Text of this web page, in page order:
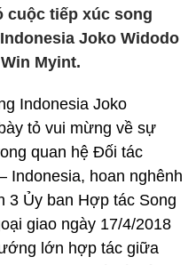
cuộc tiếp xúc song
Joko Widodo
Myint.
Indonesia Joko
tỏ vui mừng về sự
quan hệ Đối tác
Indonesia, hoan nghênh
3 Ủy ban Hợp tác Song
giao ngày 17/4/2018
lớn hợp tác giữa